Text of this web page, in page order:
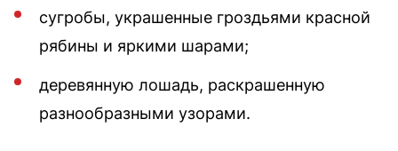
сугробы, украшенные гроздьями красной
рябины и яркими шарами;
деревянную лошадь, раскрашенную
разнообразными узорами.